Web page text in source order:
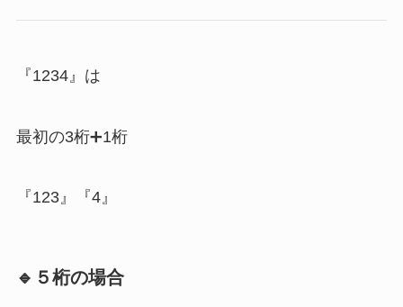
『1234』は
最初の3桁➕1桁
『123』『4』
🔹５桁の場合